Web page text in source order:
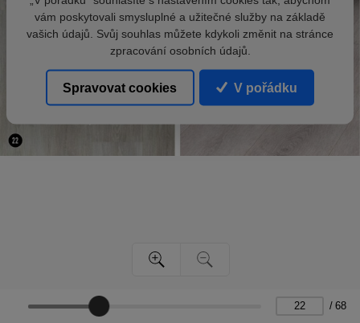
/ 68
vám poskytovali smysluplné a užitečné služby na základě
vašich údajů. Svůj souhlas můžete kdykoli změnit na stránce
zpracování osobních údajů.
Spravovat cookies V pořádku